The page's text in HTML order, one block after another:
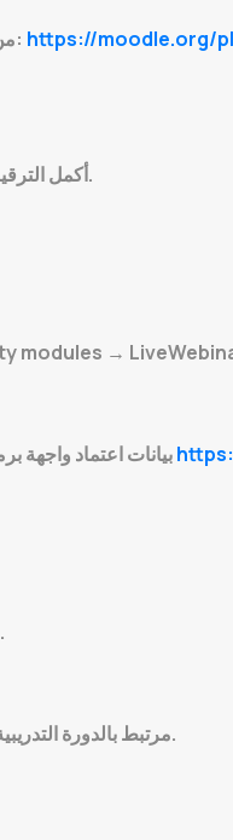
قم بتنزيل المستودع كملف مضغوط (ZIP) من هنا: https://moodle.org/
أكملإذا طُلب منك ذلك.
modules →
بيانات اعتماد واجهة
افتح دورة Moodle وقم بتشغيل خاصية التحرير.
قم بتهيئة الاجتماع لإنشاء حدث LiveWebinar مرتبط بالدورة التدريبية.